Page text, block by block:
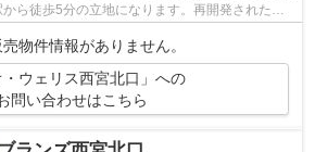
ら徒歩5分の立地になります。再開発された大
沿いにあ...
物件情報がありません。
・ウェリス西宮北口」への
問い合わせはこちら